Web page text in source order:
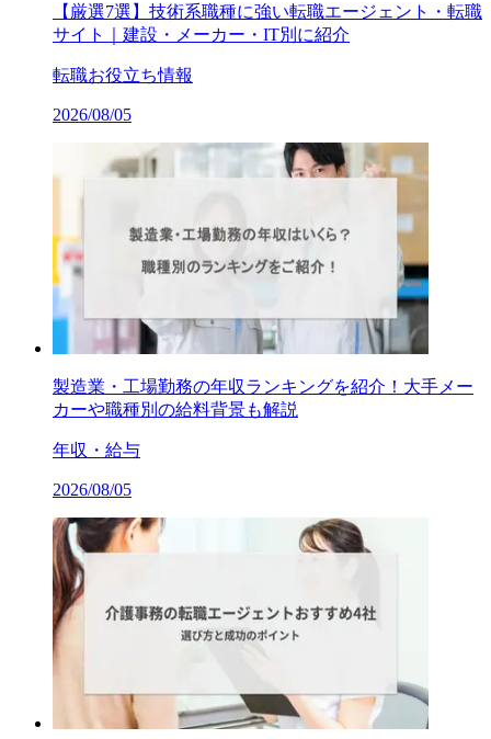
【厳選7選】技術系職種に強い転職エージェント・転職
サイト｜建設・メーカー・IT別に紹介
転職お役立ち情報
2026/08/05
製造業・工場勤務の年収ランキングを紹介！大手メー
カーや職種別の給料背景も解説
年収・給与
2026/08/05